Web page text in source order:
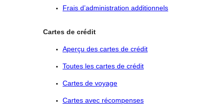
Frais d’administration additionnels
Cartes de crédit
Aperçu des cartes de crédit
Toutes les cartes de crédit
Cartes de voyage
Cartes avec récompenses